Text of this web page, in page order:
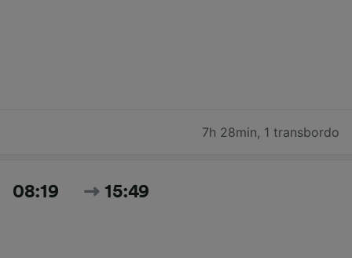
7h 28min, 1 transbordo
08:19 15:49